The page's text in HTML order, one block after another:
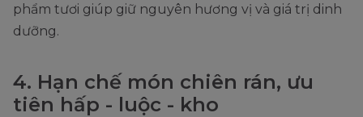
phẩm tươi giúp giữ nguyên hương vị và giá trị dinh
dưỡng.
4. Hạn chế món chiên rán, ưu
tiên hấp - luộc - kho